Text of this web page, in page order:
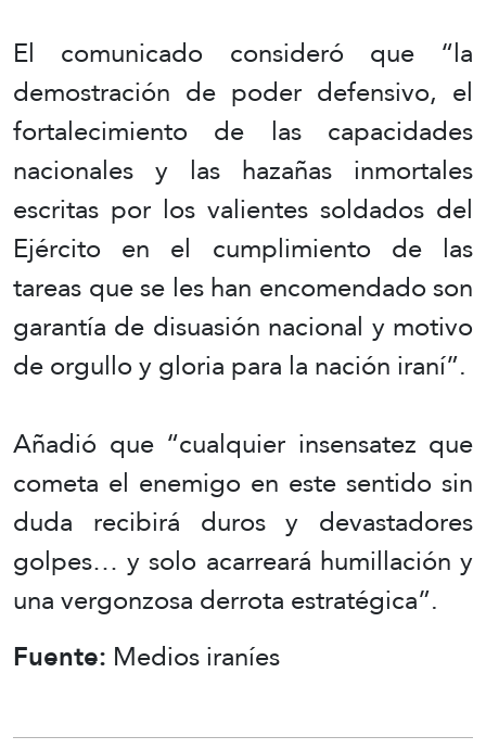
El comunicado consideró que “la
demostración de poder defensivo, el
fortalecimiento de las capacidades
nacionales y las hazañas inmortales
escritas por los valientes soldados del
Ejército en el cumplimiento de las
tareas que se les han encomendado son
garantía de disuasión nacional y motivo
de orgullo y gloria para la nación iraní”.
Añadió que “cualquier insensatez que
cometa el enemigo en este sentido sin
duda recibirá duros y devastadores
golpes… y solo acarreará humillación y
una vergonzosa derrota estratégica”.
Fuente: Medios iraníes